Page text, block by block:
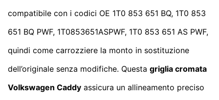
compatibile con i codici OE 1T0 853 651 BQ, 1T0 853
651 BQ PWF, 1T0853651ASPWF, 1T0 853 651 AS PWF,
quindi come carrozziere la monto in sostituzione
dell’originale senza modifiche. Questa griglia cromata
Volkswagen Caddy assicura un allineamento preciso